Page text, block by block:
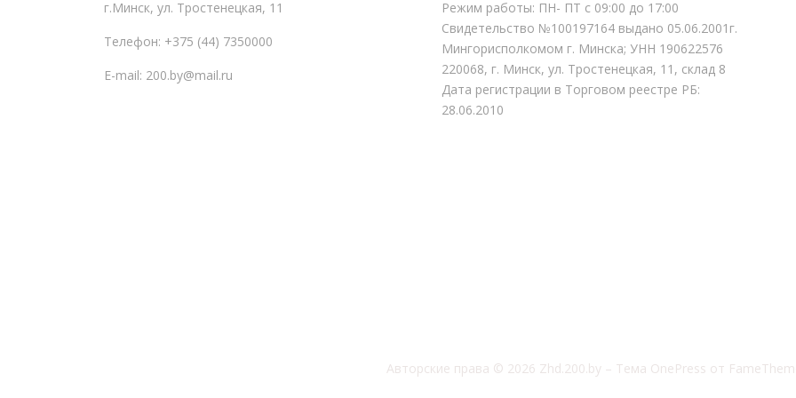
г.Минск, ул. Тростенецкая, 11
Телефон: +375 (44) 7350000
E-mail: 200.by@mail.ru
Режим работы: ПН- ПТ с 09:00 до 17:00
Свидетельство №100197164 выдано 05.06.2001г.
Мингорисполкомом г. Минска; УНН 190622576
220068, г. Минск, ул. Тростенецкая, 11, склад 8
Дата регистрации в Торговом реестре РБ:
28.06.2010
Авторские права © 2026 Zhd.200.by – Тема OnePress от